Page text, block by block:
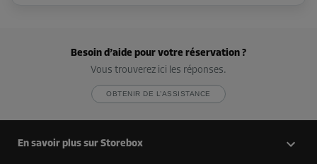
Besoin d’aide pour votre réservation ?
Vous trouverez ici les réponses.
OBTENIR DE L’ASSISTANCE
En savoir plus sur Storebox